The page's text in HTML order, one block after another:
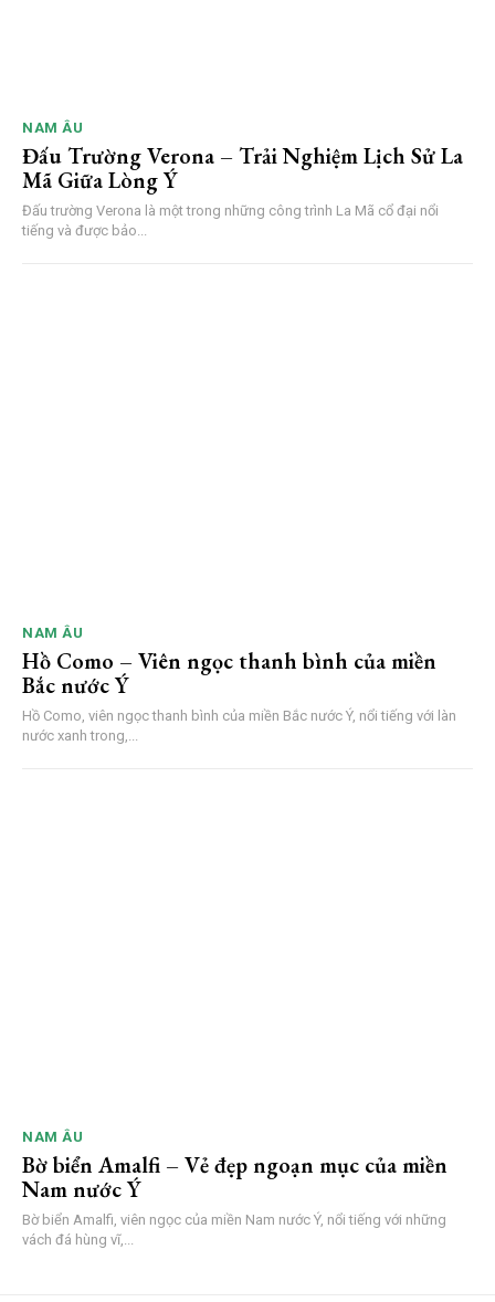
NAM ÂU
Đấu Trường Verona – Trải Nghiệm Lịch Sử La
Mã Giữa Lòng Ý
Đấu trường Verona là một trong những công trình La Mã cổ đại nổi
tiếng và được bảo...
NAM ÂU
Hồ Como – Viên ngọc thanh bình của miền
Bắc nước Ý
Hồ Como, viên ngọc thanh bình của miền Bắc nước Ý, nổi tiếng với làn
nước xanh trong,...
NAM ÂU
Bờ biển Amalfi – Vẻ đẹp ngoạn mục của miền
Nam nước Ý
Bờ biển Amalfi, viên ngọc của miền Nam nước Ý, nổi tiếng với những
vách đá hùng vĩ,...